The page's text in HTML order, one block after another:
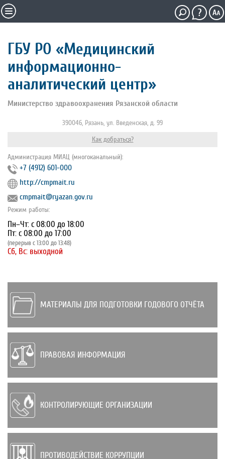
ГБУ РО «Медицинский
информационно-
аналитический центр»
Министерство здравоохранения Рязанской области
390046, Рязань, ул. Введенская, д. 99
Как добраться?
Администрация МИАЦ (многоканальный):
+7 (4912) 601-000
http://cmpmait.ru
cmpmait@ryazan.gov.ru
Режим работы:
Пн–Чт: с 08:00 до 18:00
Пт: с 08:00 до 17:00
(перерыв с 13:00 до 13:48)
Сб, Вс: выходной
МАТЕРИАЛЫ ДЛЯ ПОДГОТОВКИ ГОДОВОГО ОТЧЁТА
ПРАВОВАЯ ИНФОРМАЦИЯ
КОНТРОЛИРУЮЩИЕ ОРГАНИЗАЦИИ
ПРОТИВОДЕЙСТВИЕ КОРРУПЦИИ